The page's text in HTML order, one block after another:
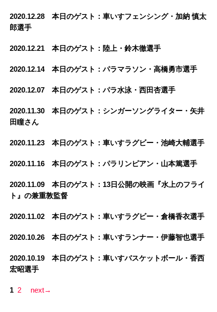
2020.12.28 本日のゲスト：車いすフェンシング・加納 慎太
郎選手
2020.12.21 本日のゲスト：陸上・鈴木徹選手
2020.12.14 本日のゲスト：パラマラソン・高橋勇市選手
2020.12.07 本日のゲスト：パラ水泳・西田杏選手
2020.11.30 本日のゲスト：シンガーソングライター・矢井
田瞳さん
2020.11.23 本日のゲスト：車いすラグビー・池崎大輔選手
2020.11.16 本日のゲスト：パラリンピアン・山本篤選手
2020.11.09
本日のゲスト：13日公開の映画『水上のフライ
ト』の兼重敦監督
2020.11.02 本日のゲスト：車いすラグビー・倉橋香衣選手
2020.10.26 本日のゲスト：車いすランナー・伊藤智也選手
2020.10.19
本日のゲスト：車いすバスケットボール・香西
宏昭選手
1 2 next→